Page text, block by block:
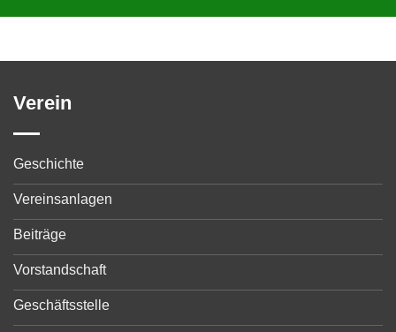
Verein
Geschichte
Vereinsanlagen
Beiträge
Vorstandschaft
Geschäftsstelle